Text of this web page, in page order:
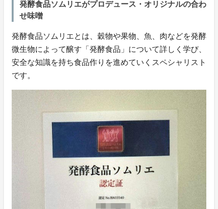
発酵食品ソムリエがプロデュース・オリジナルの合わ
せ味噌
発酵食品ソムリエとは、穀物や果物、魚、肉などを発酵
微生物によって醸す「発酵食品」について詳しく学び、
安全な知識を持ち食品作りを進めていくスペシャリスト
です。